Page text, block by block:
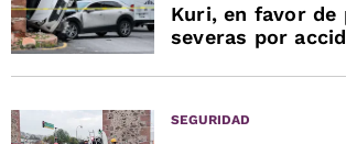
Kuri, en favor de
severas por
SEGURIDAD